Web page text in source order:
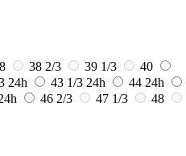
38 2/3 39 1/3
40
24h 43 1/3 24h 44 24h
46 2/3 47 1/3
48